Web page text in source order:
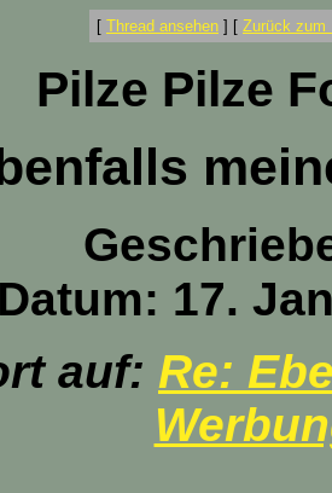
[ Thread ansehen ] [ Zurück zum
Pilze Pilze
Datum: 17.
auf: Re: